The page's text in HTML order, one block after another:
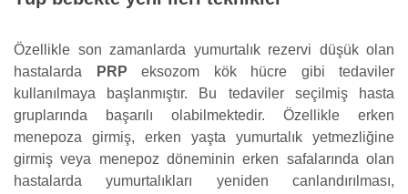
Özellikle son zamanlarda yumurtalık rezervi düşük olan
hastalarda
PRP eksozom kök hücre gibi tedaviler
kullanılmaya başlanmıştır. Bu tedaviler seçilmiş hasta
gruplarında başarılı olabilmektedir. Özellikle erken
menepoza girmiş, erken yaşta yumurtalık yetmezliğine
girmiş veya menepoz döneminin erken safalarında olan
hastalarda yumurtalıkları yeniden canlandırılması,